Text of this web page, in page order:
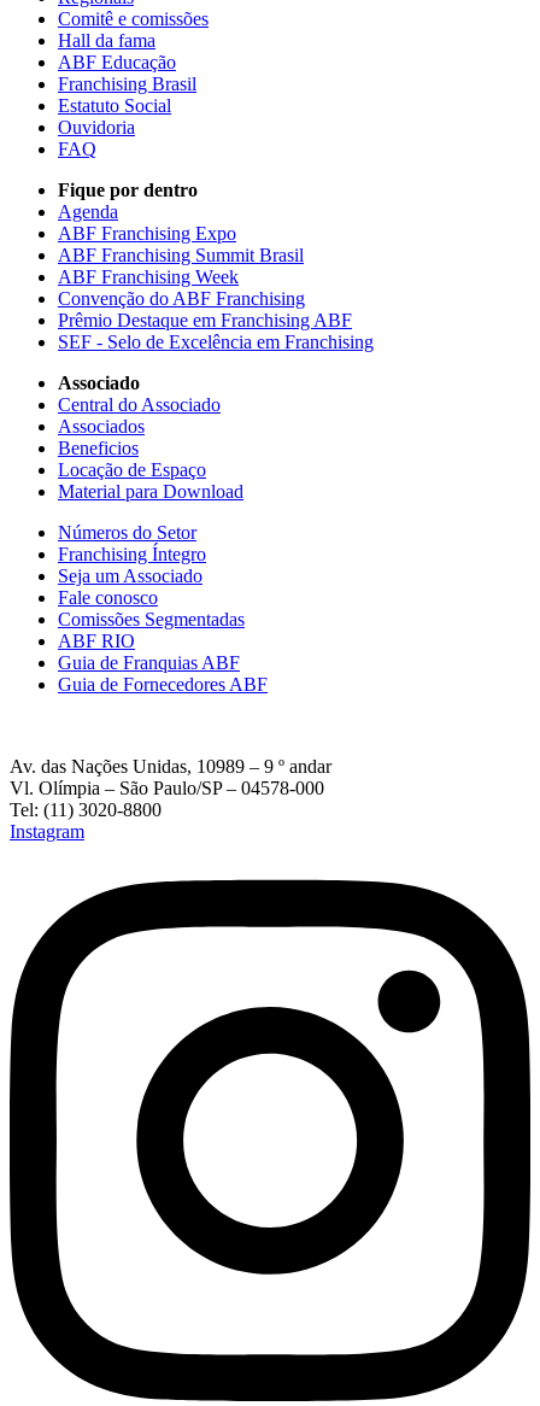
Comitê e comissões
Hall da fama
ABF Educação
Franchising Brasil
Estatuto Social
Ouvidoria
FAQ
Fique por dentro
Agenda
ABF Franchising Expo
ABF Franchising Summit Brasil
ABF Franchising Week
Convenção do ABF Franchising
Prêmio Destaque em Franchising ABF
SEF - Selo de Excelência em Franchising
Associado
Central do Associado
Associados
Beneficios
Locação de Espaço
Material para Download
Números do Setor
Franchising Íntegro
Seja um Associado
Fale conosco
Comissões Segmentadas
ABF RIO
Guia de Franquias ABF
Guia de Fornecedores ABF
Av. das Nações Unidas, 10989 – 9 º andar
Vl. Olímpia – São Paulo/SP – 04578-000
Tel: (11) 3020-8800
Instagram